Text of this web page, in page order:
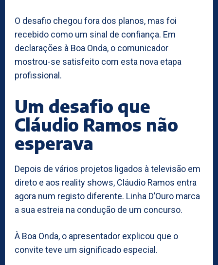
O desafio chegou fora dos planos, mas foi
recebido como um sinal de confiança. Em
declarações à Boa Onda, o comunicador
mostrou-se satisfeito com esta nova etapa
profissional.
Um desafio que
Cláudio Ramos não
esperava
Depois de vários projetos ligados à televisão em
direto e aos reality shows, Cláudio Ramos entra
agora num registo diferente. Linha D’Ouro marca
a sua estreia na condução de um concurso.
À Boa Onda, o apresentador explicou que o
convite teve um significado especial.